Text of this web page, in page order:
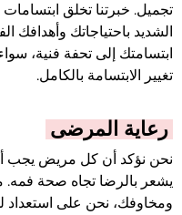
تجميل. خبرتنا تخلق
الشديد باحتياجاتك وأهدافك
ابتسامتك إلى تحفة فنية،
تغيير الابتسامة بالكامل.
رعاية المرضى
نحن نؤكد أن كل مريض يجب
يشعر بالرضا تجاه صحة فمه.
ومخاوفك، نحن على استعداد